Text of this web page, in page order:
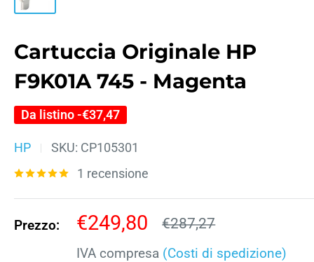
Cartuccia Originale HP
F9K01A 745 - Magenta
Da listino -€37,47
HP SKU: CP105301
1 recensione
Prezzo:
Prezzo
scontato
€249,80 Prezzo
€287,27
IVA compresa (Costi di spedizione)